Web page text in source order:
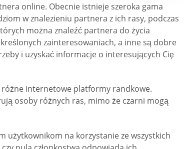
online. Obecnie istnieje szeroka gama
w znalezieniu partnera z ich rasy, podczas
można znaleźć partnera do życia
zainteresowaniach, a inne są dobre
i uzyskać informacje o interesujących Cię
internetowe platformy randkowe.
osoby różnych ras, mimo że czarni mogą
użytkownikom na korzystanie ze wszystkich